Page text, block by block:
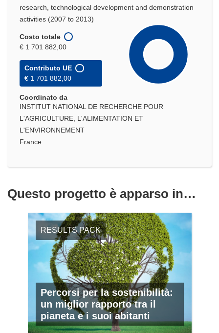
research, technological development and demonstration
activities (2007 to 2013)
Costo totale
€ 1 701 882,00
Contributo UE
€ 1 701 882,00
Coordinato da
INSTITUT NATIONAL DE RECHERCHE POUR
L'AGRICULTURE, L'ALIMENTATION ET
L'ENVIRONNEMENT
France
Questo progetto è apparso in…
RESULTS PACK
Percorsi per la sostenibilità:
un miglior rapporto tra il
pianeta e i suoi abitanti